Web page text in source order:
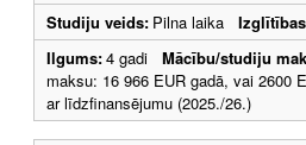
Studiju veids: Pilna laika
Ilgums:4 gadi Mācību/studiju
maksu: 16 966 EUR gadā, vai 2600
ar līdzfinansējumu (2025./26.)